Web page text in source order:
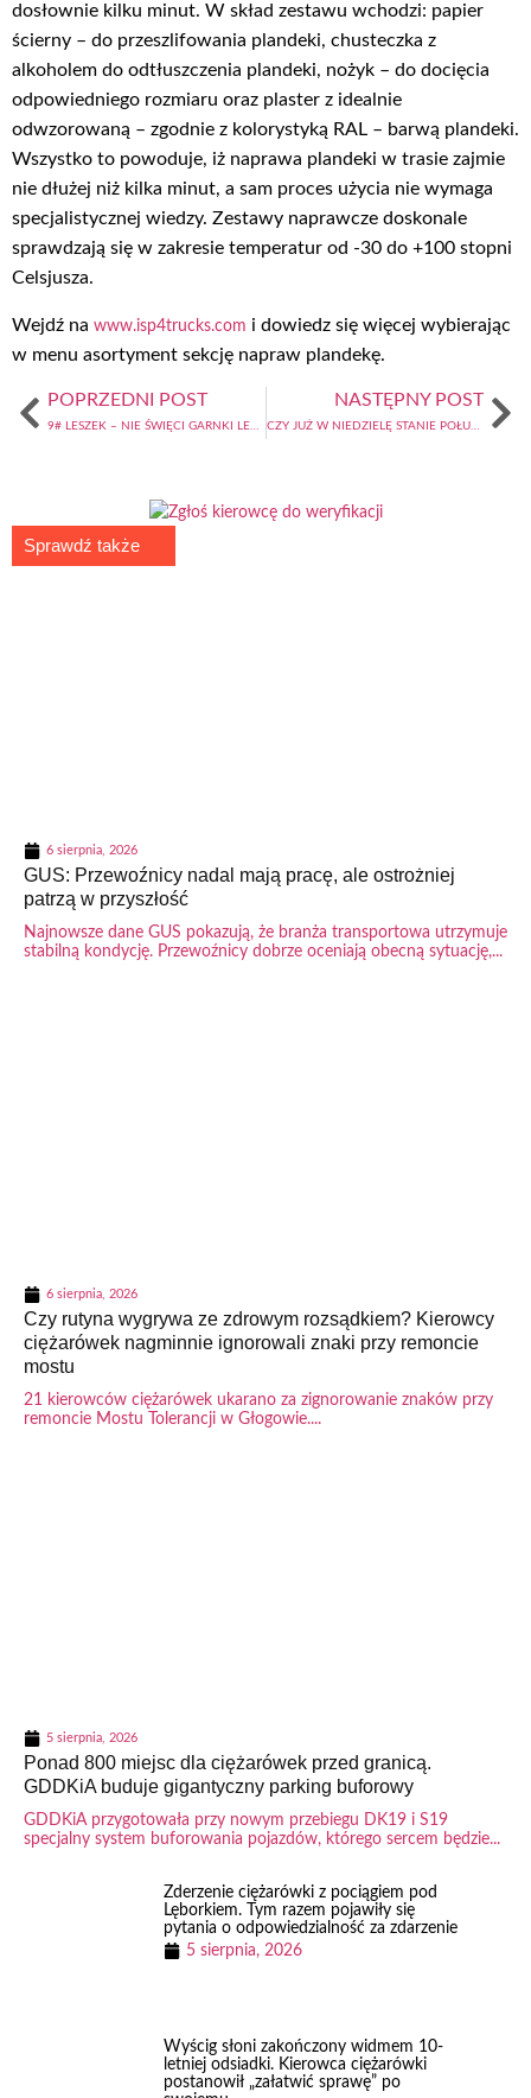
dosłownie kilku minut. W skład zestawu wchodzi: papier
ścierny – do przeszlifowania plandeki, chusteczka z
alkoholem do odtłuszczenia plandeki, nożyk – do docięcia
odpowiedniego rozmiaru oraz plaster z idealnie
odwzorowaną – zgodnie z kolorystyką RAL – barwą plandeki.
Wszystko to powoduje, iż naprawa plandeki w trasie zajmie
nie dłużej niż kilka minut, a sam proces użycia nie wymaga
specjalistycznej wiedzy. Zestawy naprawcze doskonale
sprawdzają się w zakresie temperatur od -30 do +100 stopni
Celsjusza.
Wejdź na www.isp4trucks.com i dowiedz się więcej wybierając
w menu asortyment sekcję napraw plandekę.
POPRZEDNI POST
9# LESZEK – NIE ŚWIĘCI GARNKI LEPIĄ, CZYLI CZAS NA ZMIANY
NASTĘPNY POST
CZY JUŻ W NIEDZIELĘ STANIE POŁUDNIOWA „GRANICA”?
Sprawdź także
6 sierpnia, 2026
GUS: Przewoźnicy nadal mają pracę, ale ostrożniej
patrzą w przyszłość
Najnowsze dane GUS pokazują, że branża transportowa utrzymuje
stabilną kondycję. Przewoźnicy dobrze oceniają obecną sytuację,...
6 sierpnia, 2026
Czy rutyna wygrywa ze zdrowym rozsądkiem? Kierowcy
ciężarówek nagminnie ignorowali znaki przy remoncie
mostu
21 kierowców ciężarówek ukarano za zignorowanie znaków przy
remoncie Mostu Tolerancji w Głogowie....
5 sierpnia, 2026
Ponad 800 miejsc dla ciężarówek przed granicą.
GDDKiA buduje gigantyczny parking buforowy
GDDKiA przygotowała przy nowym przebiegu DK19 i S19
specjalny system buforowania pojazdów, którego sercem będzie...
Zderzenie ciężarówki z pociągiem pod
Lęborkiem. Tym razem pojawiły się
pytania o odpowiedzialność za zdarzenie
5 sierpnia, 2026
Wyścig słoni zakończony widmem 10-
letniej odsiadki. Kierowca ciężarówki
postanowił „załatwić sprawę” po